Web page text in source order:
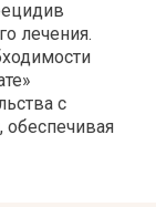
лечения.
с
обеспечивая